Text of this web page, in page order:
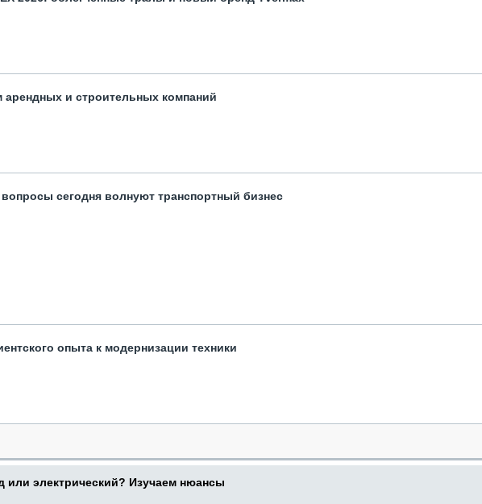
и строительных компаний
вопросы сегодня волнуют транспортный бизнес
опыта к модернизации техники
или электрический? Изучаем нюансы